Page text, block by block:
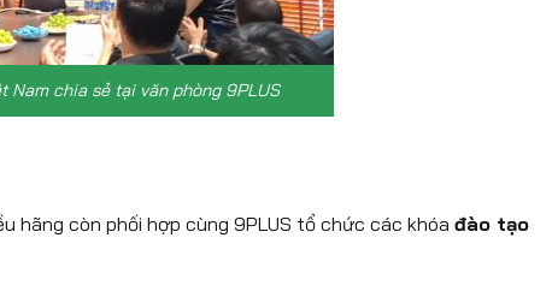
Nam chia sẻ tại văn phòng 9PLUS
hãng còn phối hợp cùng 9PLUS tổ chức các khóa đào tạo